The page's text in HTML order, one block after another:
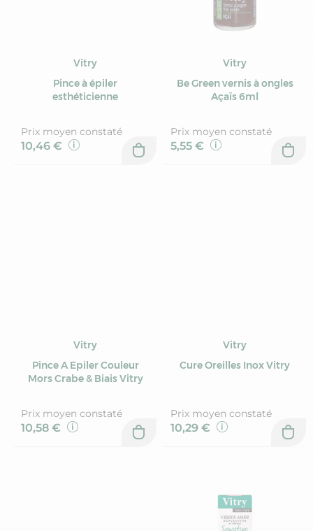
Vitry
Pince à épiler
esthéticienne
Prix moyen constaté
10,46 €
Vitry
Be Green vernis à ongles
Açaïs 6ml
Prix moyen constaté
5,55 €
Vitry
Pince A Epiler Couleur
Mors Crabe & Biais Vitry
Prix moyen constaté
10,58 €
Vitry
Cure Oreilles Inox Vitry
Prix moyen constaté
10,29 €